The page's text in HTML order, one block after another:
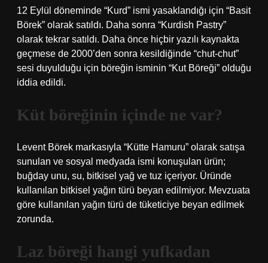
12 Eylül döneminde “Kurd” ismi yasaklandığı için “Basit
Börek” olarak satıldı. Daha sonra “Kurdish Pastry”
olarak tekrar satıldı. Daha önce hiçbir yazılı kaynakta
geçmese de 2000’den sonra kesildiğinde “chut-chut”
sesi duyulduğu için böreğin isminin “Kut Böreği” olduğu
iddia edildi.
Küt böreğinin içinde ne var?
Levent Börek markasıyla “Kütte Hamuru” olarak satışa
sunulan ve sosyal medyada ismi konuşulan ürün;
buğday unu, su, bitkisel yağ ve tuz içeriyor. Üründe
kullanılan bitkisel yağın türü beyan edilmiyor. Mevzuata
göre kullanılan yağın türü de tüketiciye beyan edilmek
zorunda.
Laz böreği hangi yufkadan